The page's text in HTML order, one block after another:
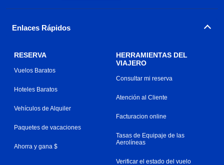
Enlaces Rápidos
RESERVA
Vuelos Baratos
Hoteles Baratos
Vehículos de Alquiler
Paquetes de vacaciones
Ahorra y gana $
HERRAMIENTAS DEL
VIAJERO
Consultar mi reserva
Atención al Cliente
Facturacion online
Tasas de Equipaje de las
Aerolíneas
Verificar el estado del vuelo